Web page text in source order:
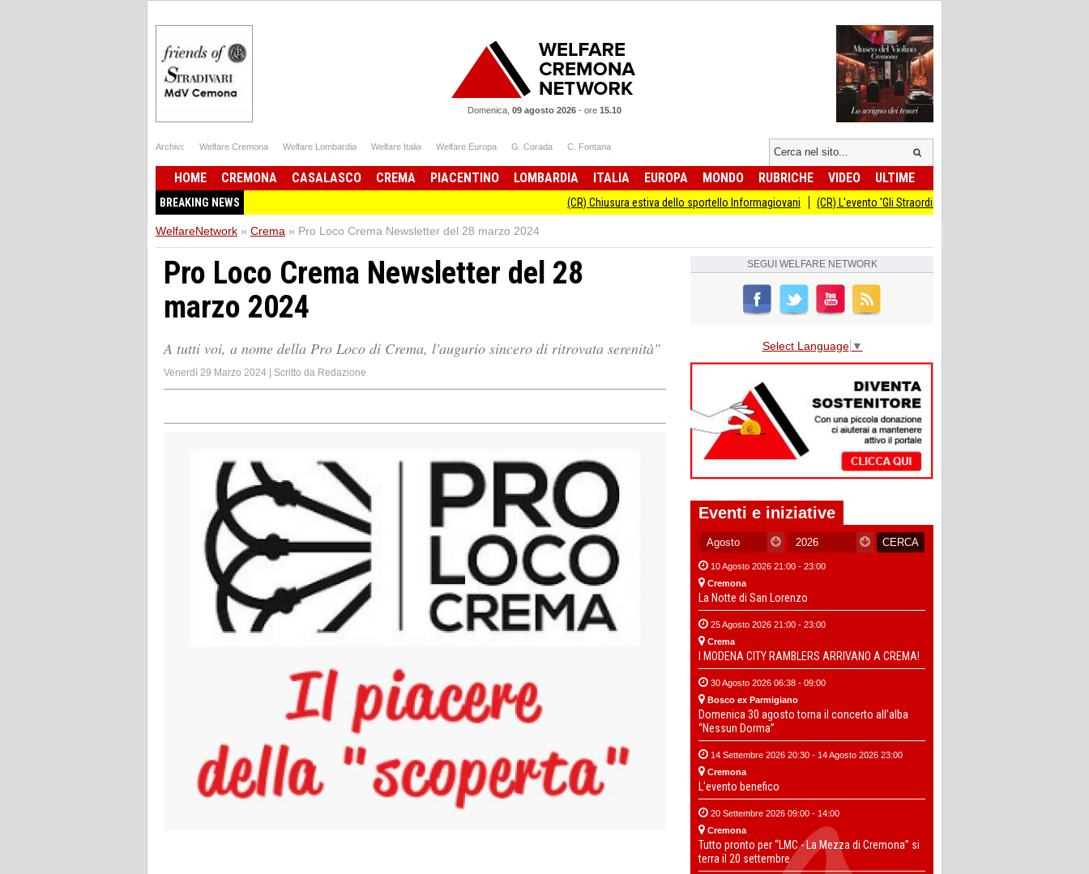
Domenica, 09 agosto 2026 - ore 15.10
Archivi: Welfare Cremona Welfare Lombardia Welfare Italia Welfare Europa G. Corada C. Fontana
HOME CREMONA CASALASCO CREMA PIACENTINO LOMBARDIA ITALIA EUROPA MONDO RUBRICHE VIDEO ULTIME
BREAKING NEWS (CR) Chiusura estiva dello sportello Informagiovani (CR) L'evento 'Gli Straordinari' con Carlo Cracco anticipato al 14
WelfareNetwork » Crema » Pro Loco Crema Newsletter del 28 marzo 2024
Pro Loco Crema Newsletter del 28
marzo 2024
A tutti voi, a nome della Pro Loco di Crema, l'augurio sincero di ritrovata serenità"
Venerdì 29 Marzo 2024 | Scritto da Redazione
SEGUI WELFARE NETWORK
Select Language ▼
Eventi e iniziative
10 Agosto 2026 21:00 - 23:00
Cremona
La Notte di San Lorenzo
25 Agosto 2026 21:00 - 23:00
Crema
I MODENA CITY RAMBLERS ARRIVANO A CREMA!
30 Agosto 2026 06:38 - 09:00
Bosco ex Parmigiano
Domenica 30 agosto torna il concerto all’alba
“Nessun Dorma”
14 Settembre 2026 20:30 - 14 Agosto 2026 23:00
Cremona
L'evento benefico
20 Settembre 2026 09:00 - 14:00
Cremona
Tutto pronto per “LMC - La Mezza di Cremona” si
terra il 20 settembre